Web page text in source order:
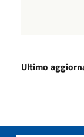
Ultimo